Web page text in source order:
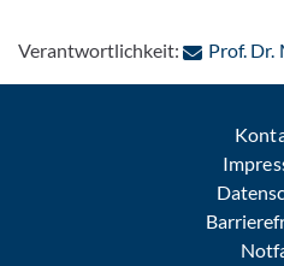
Verantwortlichkeit: Prof. Dr.